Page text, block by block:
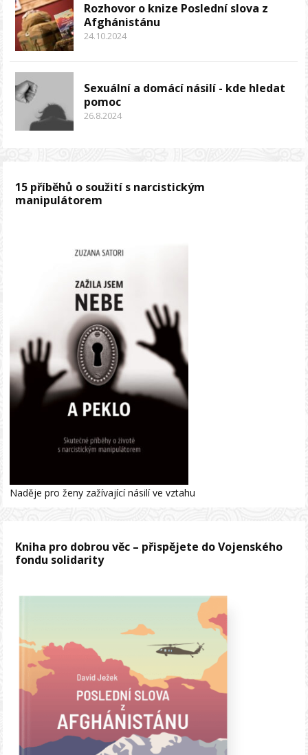
Rozhovor o knize Poslední slova z
Afghánistánu
24.10.2024
Sexuální a domácí násilí - kde hledat
pomoc
26.8.2024
15 příběhů o soužití s narcistickým
manipulátorem
Naděje pro ženy zažívající násilí ve vztahu
Kniha pro dobrou věc – přispějete do Vojenského
fondu solidarity